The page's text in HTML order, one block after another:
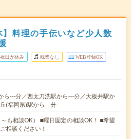
】料理の手伝いなど少人数
日が休み 残業なし WEB登録OK
ら---分／西太刀洗駅から---分／大板井駅か
(福岡県)駅から---分
も相談OK） ■曜日固定の相談OK！ ■希望
相談ください！